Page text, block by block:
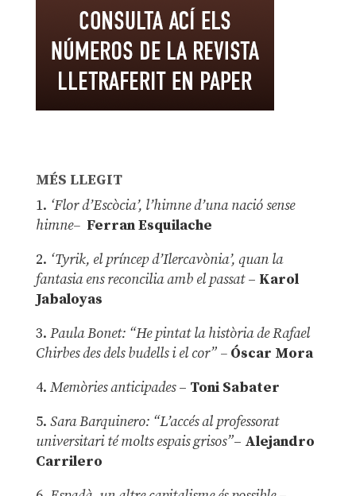
MÉS LLEGIT
1. ‘Flor d’Escòcia’, l’himne d’una nació sense
himne– Ferran Esquilache
2. ‘Tyrik, el príncep d’Ilercavònia’, quan la
fantasia ens reconcilia amb el passat– Karol
Jabaloyas
3. Paula Bonet: “He pintat la història de Rafael
Chirbes des dels budells i el cor” –Óscar Mora
4. Memòries anticipades– Toni Sabater
5. Sara Barquinero: “L’accés al professorat
universitari té molts espais grisos”– Alejandro
Carrilero